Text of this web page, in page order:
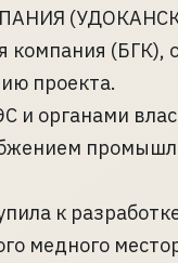
компания
проекта.
и органами
к
медного